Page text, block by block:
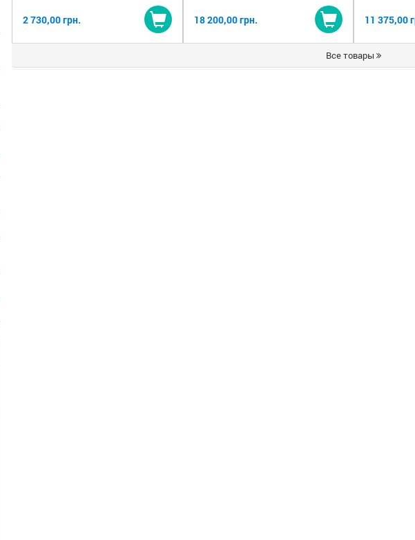
2 730,00 грн.
Купити
18 200,00 грн.
Купити
11 375,00
Все товары